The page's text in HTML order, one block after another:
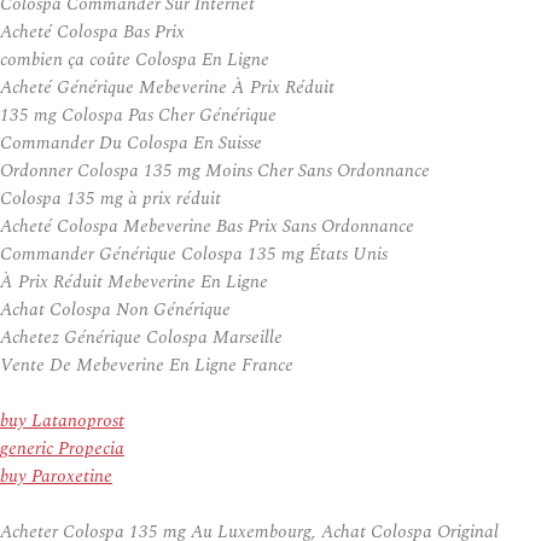
Acheté Colospa Bas Prix
combien ça coûte Colospa En Ligne
Acheté Générique Mebeverine À Prix Réduit
135 mg Colospa Pas Cher Générique
Commander Du Colospa En Suisse
Ordonner Colospa 135 mg Moins Cher Sans Ordonnance
Colospa 135 mg à prix réduit
Acheté Colospa Mebeverine Bas Prix Sans Ordonnance
Commander Générique Colospa 135 mg États Unis
À Prix Réduit Mebeverine En Ligne
Achat Colospa Non Générique
Achetez Générique Colospa Marseille
Vente De Mebeverine En Ligne France
buy Latanoprost
generic Propecia
buy Paroxetine
Acheter Colospa 135 mg Au Luxembourg, Achat Colospa Original